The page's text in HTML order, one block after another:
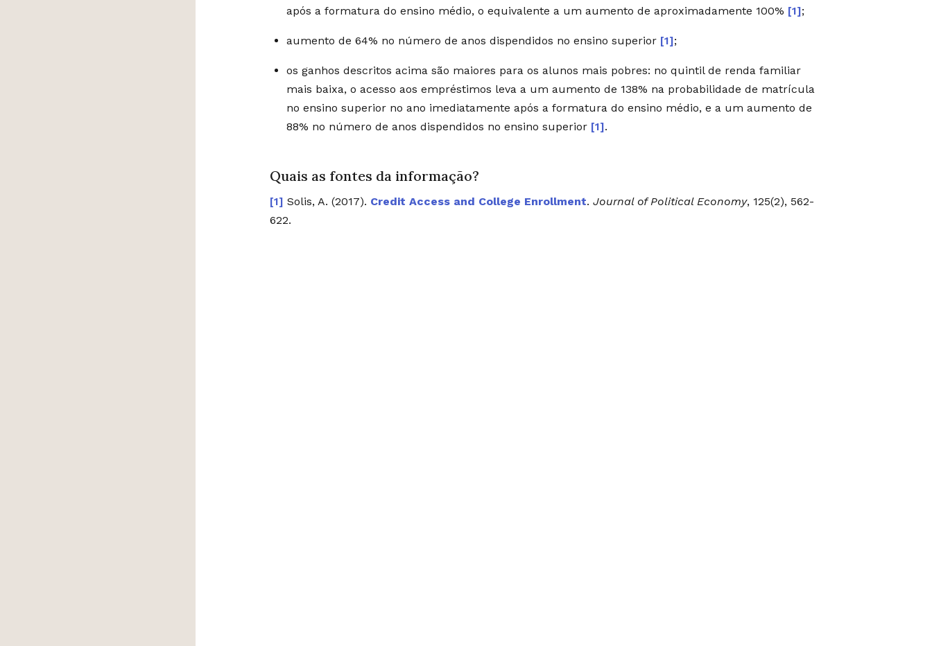
após a formatura do ensino médio, o equivalente a um aumento de aproximadamente 100% [1];
aumento de 64% no número de anos dispendidos no ensino superior [1];
os ganhos descritos acima são maiores para os alunos mais pobres: no quintil de renda familiar
mais baixa, o acesso aos empréstimos leva a um aumento de 138% na probabilidade de matrícula
no ensino superior no ano imediatamente após a formatura do ensino médio, e a um aumento de
88% no número de anos dispendidos no ensino superior [1].
Quais as fontes da informação?
Solis, A. (2017). Credit Access and College Enrollment.Journal of Political Economy, 125(2), 562-
622.